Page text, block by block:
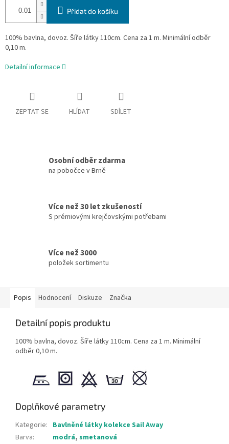
Přidat do košíku
100% bavlna, dovoz. Šíře látky 110cm. Cena za 1 m. Minimální odběr
0,10 m.
Detailní informace
ZEPTAT SE HLÍDAT SDÍLET
Osobní odběr zdarma
na pobočce v Brně
Více než 30 let zkušeností
S prémiovými krejčovskými potřebami
Více než 3000
položek sortimentu
Popis Hodnocení Diskuze Značka
Detailní popis produktu
100% bavlna, dovoz. Šíře látky 110cm. Cena za 1 m. Minimální
odběr 0,10 m.
Doplňkové parametry
Kategorie: Bavlněné látky kolekce Sail Away
Barva: modrá, smetanová